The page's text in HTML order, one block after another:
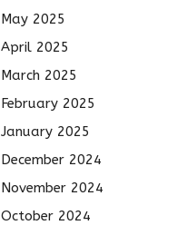
May 2025
April 2025
March 2025
February 2025
January 2025
December 2024
November 2024
October 2024